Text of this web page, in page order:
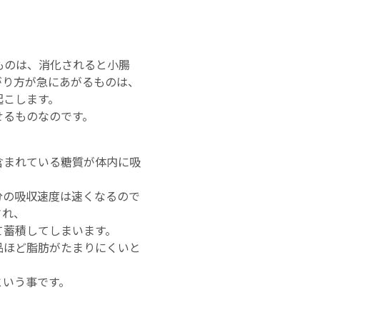
は、消化されると小腸
方が急にあがるものは、
します。
ものなのです。
れている糖質が体内に吸
吸収速度は速くなるので
、
積してしまいます。
ど脂肪がたまりにくいと
う事です。